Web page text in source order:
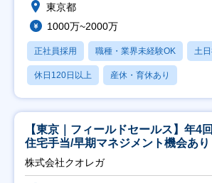
東京都
1000万~2000万
正社員採用 職種・業界未経験OK 土
休日120日以上 産休・育休あり
【東京｜フィールドセールス】年4
住宅手当/早期マネジメント機会あり
株式会社クオレガ